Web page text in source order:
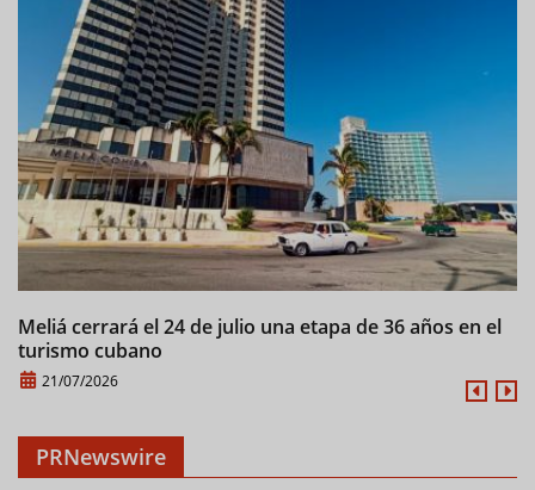
Meliá cerrará el 24 de julio una etapa de 36 años en el
turismo cubano
21/07/2026
PRNewswire